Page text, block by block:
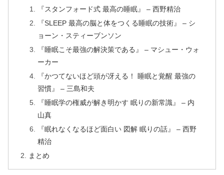
『スタンフォード式 最高の睡眠』 – 西野精治
『SLEEP 最高の脳と体をつくる睡眠の技術』 – シ
ョーン・スティーブンソン
『睡眠こそ最強の解決策である』 – マシュー・ウォ
ーカー
『かつてないほど頭が冴える！ 睡眠と覚醒 最強の
習慣』 – 三島和夫
『睡眠学の権威が解き明かす 眠りの新常識』 – 内
山真
『眠れなくなるほど面白い 図解 眠りの話』 – 西野
精治
まとめ